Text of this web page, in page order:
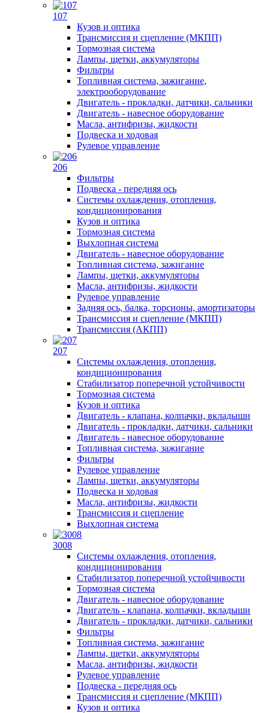
107
Кузов и оптика
Трансмиссия и сцепление (МКПП)
Тормозная система
Лампы, щетки, аккумуляторы
Фильтры
Топливная система, зажигание,
электрооборудование
Двигатель - прокладки, датчики, сальники
Двигатель - навесное оборудование
Масла, антифризы, жидкости
Подвеска и ходовая
Рулевое управление
206
Фильтры
Подвеска - передняя ось
Системы охлаждения, отопления,
кондиционирования
Кузов и оптика
Тормозная система
Выхлопная система
Двигатель - навесное оборудование
Топливная система, зажигание
Лампы, щетки, аккумуляторы
Масла, антифризы, жидкости
Рулевое управление
Задняя ось, балка, торсионы, амортизаторы
Трансмиссия и сцепление (МКПП)
Трансмиссия (АКПП)
207
Системы охлаждения, отопления,
кондиционирования
Стабилизатор поперечной устойчивости
Тормозная система
Кузов и оптика
Двигатель - клапана, колпачки, вкладыши
Двигатель - прокладки, датчики, сальники
Двигатель - навесное оборудование
Топливная система, зажигание
Фильтры
Рулевое управление
Лампы, щетки, аккумуляторы
Подвеска и ходовая
Масла, антифризы, жидкости
Трансмиссия и сцепление
Выхлопная система
3008
Системы охлаждения, отопления,
кондиционирования
Стабилизатор поперечной устойчивости
Тормозная система
Двигатель - навесное оборудование
Двигатель - клапана, колпачки, вкладыши
Двигатель - прокладки, датчики, сальники
Фильтры
Топливная система, зажигание
Лампы, щетки, аккумуляторы
Масла, антифризы, жидкости
Рулевое управление
Подвеска - передняя ось
Трансмиссия и сцепление (МКПП)
Кузов и оптика